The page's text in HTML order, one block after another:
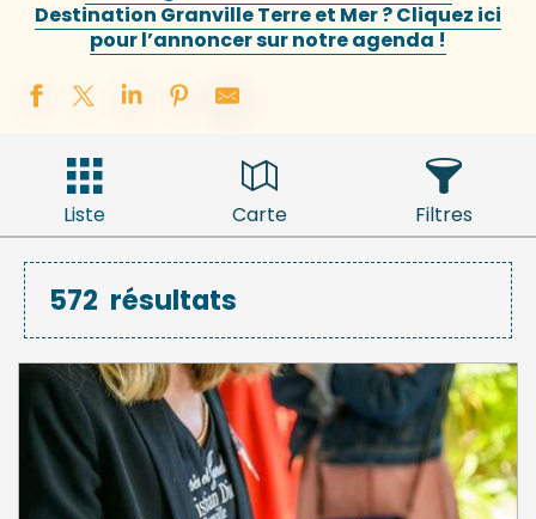
Destination Granville Terre et Mer ? Cliquez ici
pour l’annoncer sur notre agenda !
Liste Carte Filtres
572 résultats